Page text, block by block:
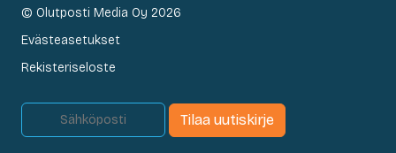
© Olutposti Media Oy 2026
Evästeasetukset
Rekisteriseloste
Tilaa uutiskirje